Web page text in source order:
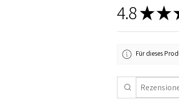
4.8★★
Für dieses